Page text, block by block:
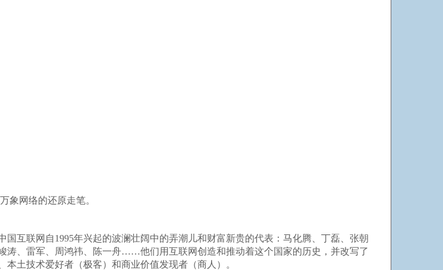
象网络的还原走笔。
互联网自1995年兴起的波澜壮阔中的弄潮儿和财富新贵的代表：马化腾、丁磊、张朝
涛、雷军、周鸿祎、陈一舟……他们用互联网创造和推动着这个国家的历史，并改写了
土技术爱好者（极客）和商业价值发现者（商人）。